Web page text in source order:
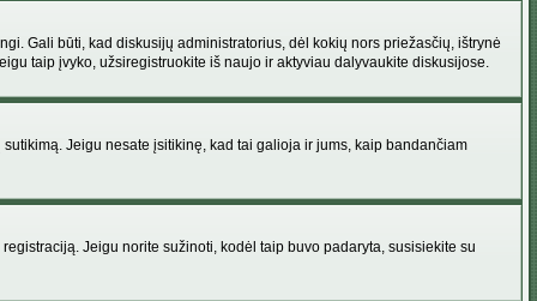
Gali būti, kad diskusijų administratorius, dėl kokių nors priežasčių, ištrynė
taip įvyko, užsiregistruokite iš naujo ir aktyviau dalyvaukite diskusijose.
Jeigu nesate įsitikinę, kad tai galioja ir jums, kaip bandančiam
Jeigu norite sužinoti, kodėl taip buvo padaryta, susisiekite su